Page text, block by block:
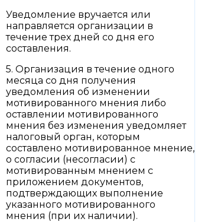
Уведомление вручается или
направляется организации в
течение трех дней со дня его
составления.
5. Организация в течение одного
месяца со дня получения
уведомления об изменении
мотивированного мнения либо
оставлении мотивированного
мнения без изменения уведомляет
налоговый орган, которым
составлено мотивированное мнение,
о согласии (несогласии) с
мотивированным мнением с
приложением документов,
подтверждающих выполнение
указанного мотивированного
мнения (при их наличии).